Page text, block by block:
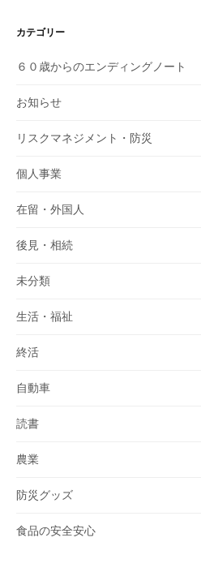
カテゴリー
６０歳からのエンディングノート
お知らせ
リスクマネジメント・防災
個人事業
在留・外国人
後見・相続
未分類
生活・福祉
終活
自動車
読書
農業
防災グッズ
食品の安全安心